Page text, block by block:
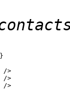
/>
/>
/>